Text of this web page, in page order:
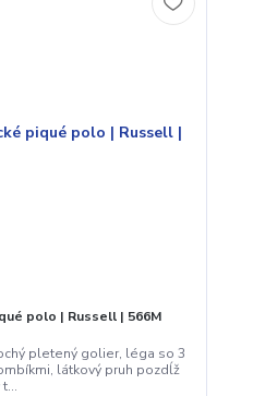
polo | Russell | 566M
pletený golier, léga so 3
látkový pruh pozdĺž